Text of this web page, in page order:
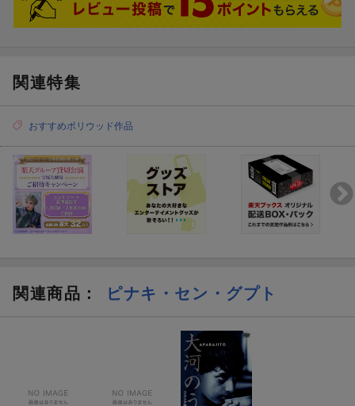
関連特集
おすすめボリウッド作品
関連商品 ： ピナキ・セン・グプト